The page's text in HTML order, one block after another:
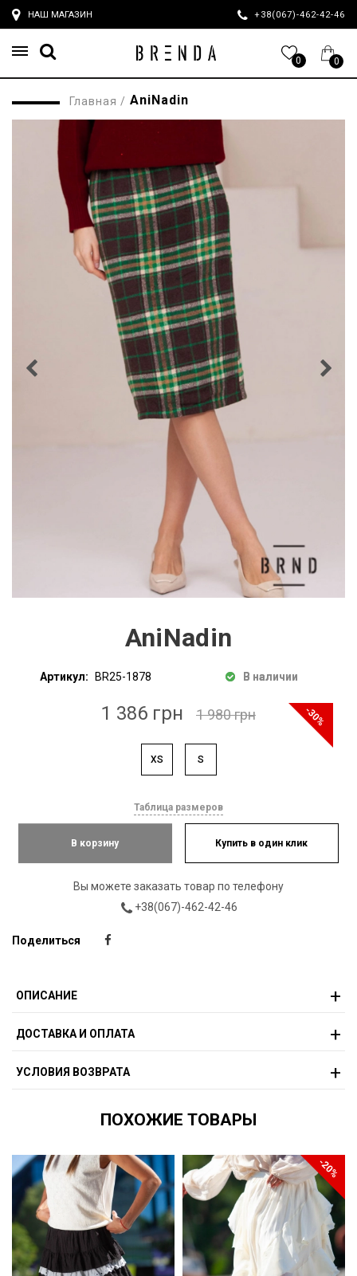
НАШ МАГАЗИН +38(067)-462-42-46
0 0
Главная / AniNadin
AniNadin
Артикул: BR25-1878 В наличии
-30%
1 386 грн 1 980 грн
XS S
Таблица размеров
В корзину Купить в один клик
Вы можете заказать товар по телефону
+38(067)-462-42-46
Поделиться
ОПИСАНИЕ
ДОСТАВКА И ОПЛАТА
УСЛОВИЯ ВОЗВРАТА
ПОХОЖИЕ ТОВАРЫ
-20%